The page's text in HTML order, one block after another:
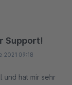
Support!
2021 09:18
und hat mir sehr